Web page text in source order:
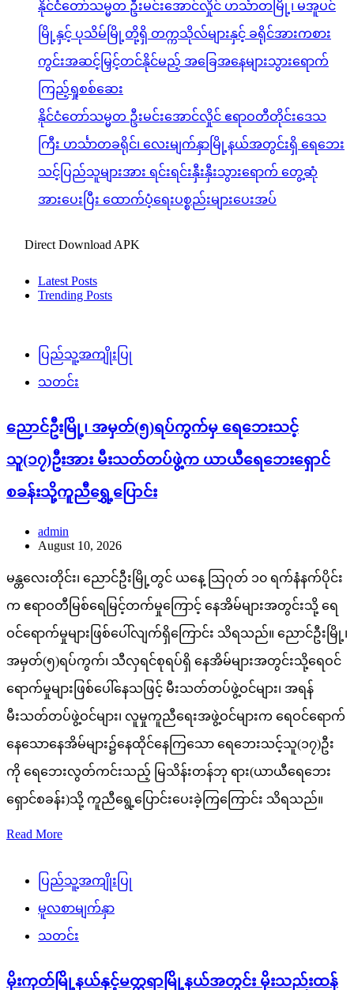
နိုင်ငံတော်သမ္မတ ဦးမင်းအောင်လှိုင် ဟင်္သာတမြို့၊ မအူပင်
မြို့နှင့် ပုသိမ်မြို့တို့ရှိ တက္ကသိုလ်များနှင့် ခရိုင်အားကစား
ကွင်းအဆင့်မြှင့်တင်နိုင်မည့် အခြေအနေများသွားရောက်
ကြည့်ရှုစစ်ဆေး
နိုင်ငံတော်သမ္မတ ဦးမင်းအောင်လှိုင် ဧရာဝတီတိုင်းဒေသ
ကြီး ဟင်္သာတခရိုင်၊ လေးမျက်နှာမြို့နယ်အတွင်းရှိ ရေဘေး
သင့်ပြည်သူများအား ရင်းရင်းနှီးနှီးသွားရောက် တွေ့ဆုံ
အားပေးပြီး ထောက်ပံ့ရေးပစ္စည်းများပေးအပ်
Direct Download APK
Latest Posts
Trending Posts
ပြည်သူ့အကျိုးပြု
သတင်း
ညောင်ဦးမြို့၊ အမှတ်(၅)ရပ်ကွက်မှ ရေဘေးသင့်
သူ(၁၇)ဦးအား မီးသတ်တပ်ဖွဲ့က ယာယီရေဘေးရှောင်
စခန်းသို့ကူညီရွှေ့ပြောင်း
admin
August 10, 2026
မန္တလေးတိုင်း၊ ညောင်ဦးမြို့တွင် ယနေ့ သြဂုတ် ၁၀ ရက်နံနက်ပိုင်း
က ဧရာဝတီမြစ်ရေမြင့်တက်မှုကြောင့် နေအိမ်များအတွင်းသို့ ရေ
ဝင်ရောက်မှုများဖြစ်ပေါ်လျက်ရှိကြောင်း သိရသည်။ ညောင်ဦးမြို့၊
အမှတ်(၅)ရပ်ကွက်၊ သီလှရင်စုရပ်ရှိ နေအိမ်များအတွင်းသို့ရေဝင်
ရောက်မှုများဖြစ်ပေါ်နေသဖြင့် မီးသတ်တပ်ဖွဲ့ဝင်များ၊ အရန်
မီးသတ်တပ်ဖွဲ့ဝင်များ၊ လူမှုကူညီရေးအဖွဲ့ဝင်များက ရေဝင်ရောက်
နေသောနေအိမ်များ၌နေထိုင်နေကြသော ရေဘေးသင့်သူ(၁၇)ဦး
ကို ရေဘေးလွတ်ကင်းသည့် မြသိန်းတန်ဘု ရား(ယာယီရေဘေး
ရှောင်စခန်း)သို့ ကူညီရွေ့ပြောင်းပေးခဲ့ကြကြောင်း သိရသည်။
Read More
ပြည်သူ့အကျိုးပြု
မူလစာမျက်နှာ
သတင်း
မိုးကုတ်မြို့နယ်နှင့်မတ္တရာမြို့နယ်အတွင်း မိုးသည်းထန်